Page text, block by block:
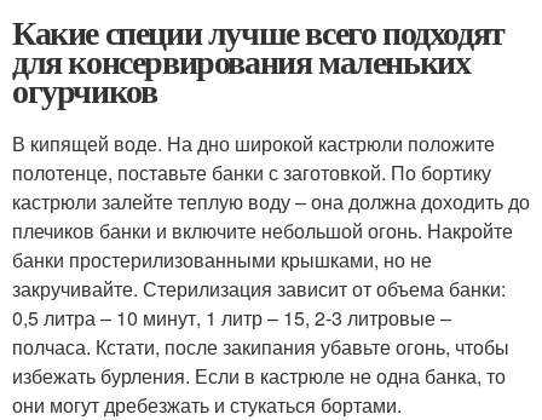
Какие специи лучше всего подходят
для консервирования маленьких
огурчиков
В кипящей воде. На дно широкой кастрюли положите
полотенце, поставьте банки с заготовкой. По бортику
кастрюли залейте теплую воду – она должна доходить до
плечиков банки и включите небольшой огонь. Накройте
банки простерилизованными крышками, но не
закручивайте. Стерилизация зависит от объема банки:
0,5 литра – 10 минут, 1 литр – 15, 2-3 литровые –
полчаса. Кстати, после закипания убавьте огонь, чтобы
избежать бурления. Если в кастрюле не одна банка, то
они могут дребезжать и стукаться бортами.